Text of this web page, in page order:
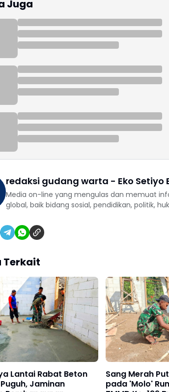
Juga
redaksi gudang warta - Eko Setiyo
Media on-line yang mengulas dan memuat
global, baik bidang sosial, pendidikan, politik,
Terkait
Lantai Rabat Beton
Jaminan
Sang Merah
pada 'Molo'